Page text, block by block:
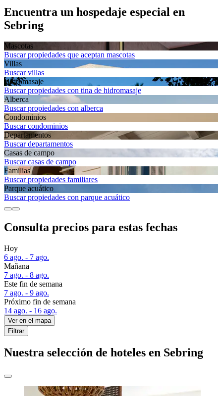
Encuentra un hospedaje especial en
Sebring
Mascotas
Buscar propiedades que aceptan mascotas
Villas
Buscar villas
Hidromasaje
Buscar propiedades con tina de hidromasaje
Alberca
Buscar propiedades con alberca
Condominios
Buscar condominios
Departa­mentos
Buscar departamentos
Casas de campo
Buscar casas de campo
Familias
Buscar propiedades familiares
Parque acuático
Buscar propiedades con parque acuático
Consulta precios para estas fechas
Hoy
6 ago. - 7 ago.
Mañana
7 ago. - 8 ago.
Este fin de semana
7 ago. - 9 ago.
Próximo fin de semana
14 ago. - 16 ago.
Ver en el mapa
Filtrar
Nuestra selección de hoteles en Sebring